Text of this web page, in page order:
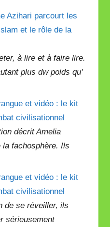
Azihari parcourt les
et le rôle de la
à lire et à faire lire.
plus dw poids qu'
et vidéo : le kit
civilisationnel
décrit Amelia
la fachosphère. Ils
et vidéo : le kit
civilisationnel
de se réveiller, ils
sérieusement